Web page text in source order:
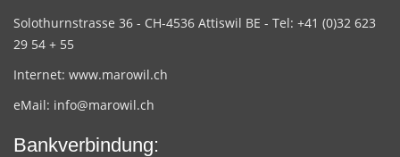
Solothurnstrasse 36 - CH-4536 Attiswil BE - Tel: +41 (0)32 623
29 54 + 55
Internet: www.marowil.ch
eMail: info@marowil.ch
Bankverbindung: